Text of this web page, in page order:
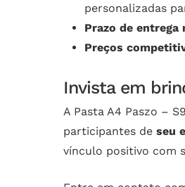
personalizadas
Prazo de entrega
Preços
Invista em
A Pasta A4 Paszo –
participantes de seu
vínculo positivo com